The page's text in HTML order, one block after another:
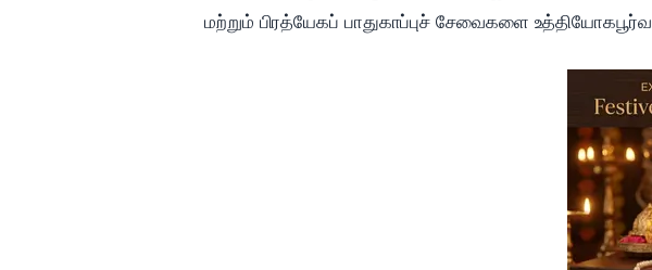
மற்றும் பிரத்யேகப் பாதுகாப்புச் சேவைகளை